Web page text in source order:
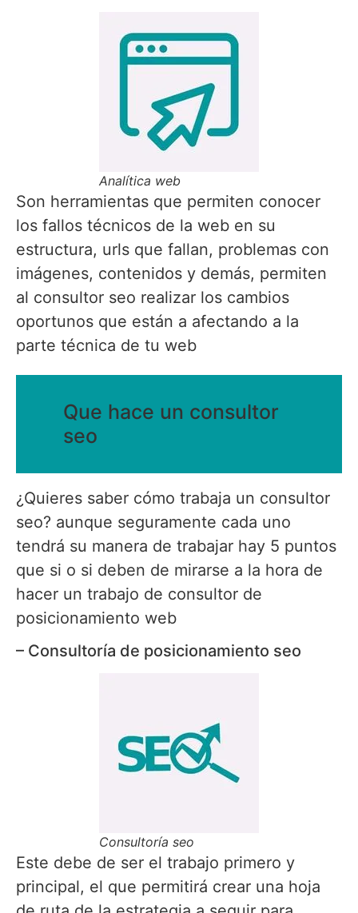
Analítica web
Son herramientas que permiten conocer
los fallos técnicos de la web en su
estructura, urls que fallan, problemas con
imágenes, contenidos y demás, permiten
al consultor seo realizar los cambios
oportunos que están a afectando a la
parte técnica de tu web
Que hace un consultor
seo
¿Quieres saber cómo trabaja un consultor
seo? aunque seguramente cada uno
tendrá su manera de trabajar hay 5 puntos
que si o si deben de mirarse a la hora de
hacer un trabajo de consultor de
posicionamiento web
– Consultoría de posicionamiento seo
Consultoría seo
Este debe de ser el trabajo primero y
principal, el que permitirá crear una hoja